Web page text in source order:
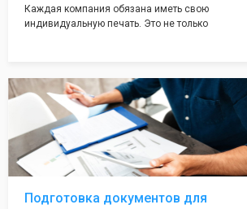
Каждая компания обязана иметь свою
индивидуальную печать. Это не только
вам поможем с помощью изготовления
печати по индивидуальному эскизу, который
Вы выберете сами из нашего каталога.
Подготовка документов для